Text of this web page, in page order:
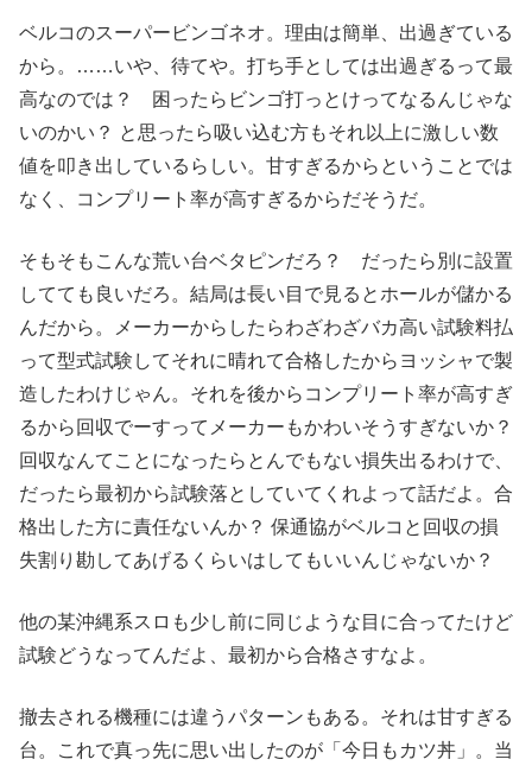
ベルコのスーパービンゴネオ。理由は簡単、出過ぎている
から。……いや、待てや。打ち手としては出過ぎるって最
高なのでは？ 困ったらビンゴ打っとけってなるんじゃな
いのかい？ と思ったら吸い込む方もそれ以上に激しい数
値を叩き出しているらしい。甘すぎるからということでは
なく、コンプリート率が高すぎるからだそうだ。
そもそもこんな荒い台ベタピンだろ？ だったら別に設置
してても良いだろ。結局は長い目で見るとホールが儲かる
んだから。メーカーからしたらわざわざバカ高い試験料払
って型式試験してそれに晴れて合格したからヨッシャで製
造したわけじゃん。それを後からコンプリート率が高すぎ
るから回収でーすってメーカーもかわいそうすぎないか？
回収なんてことになったらとんでもない損失出るわけで、
だったら最初から試験落としていてくれよって話だよ。合
格出した方に責任ないんか？ 保通協がベルコと回収の損
失割り勘してあげるくらいはしてもいいんじゃないか？
他の某沖縄系スロも少し前に同じような目に合ってたけど
試験どうなってんだよ、最初から合格さすなよ。
撤去される機種には違うパターンもある。それは甘すぎる
台。これで真っ先に思い出したのが「今日もカツ丼」。当